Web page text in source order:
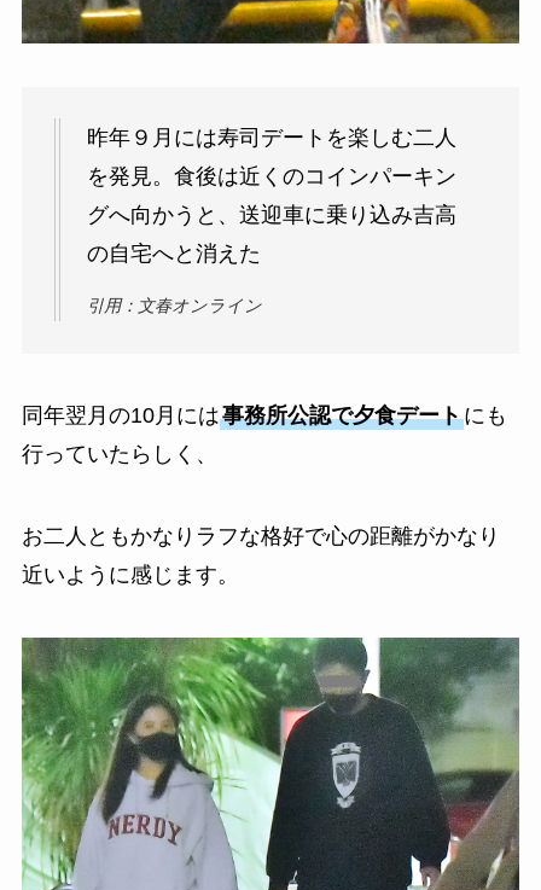
昨年９月には寿司デートを楽しむ二人
を発見。食後は近くのコインパーキン
グへ向かうと、送迎車に乗り込み吉高
の自宅へと消えた
引用：文春オンライン
同年翌月の10月には事務所公認で夕食デートにも
行っていたらしく、
お二人ともかなりラフな格好で心の距離がかなり
近いように感じます。